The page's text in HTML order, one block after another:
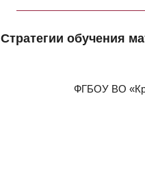
Стратегии обучения
ФГБОУ ВО